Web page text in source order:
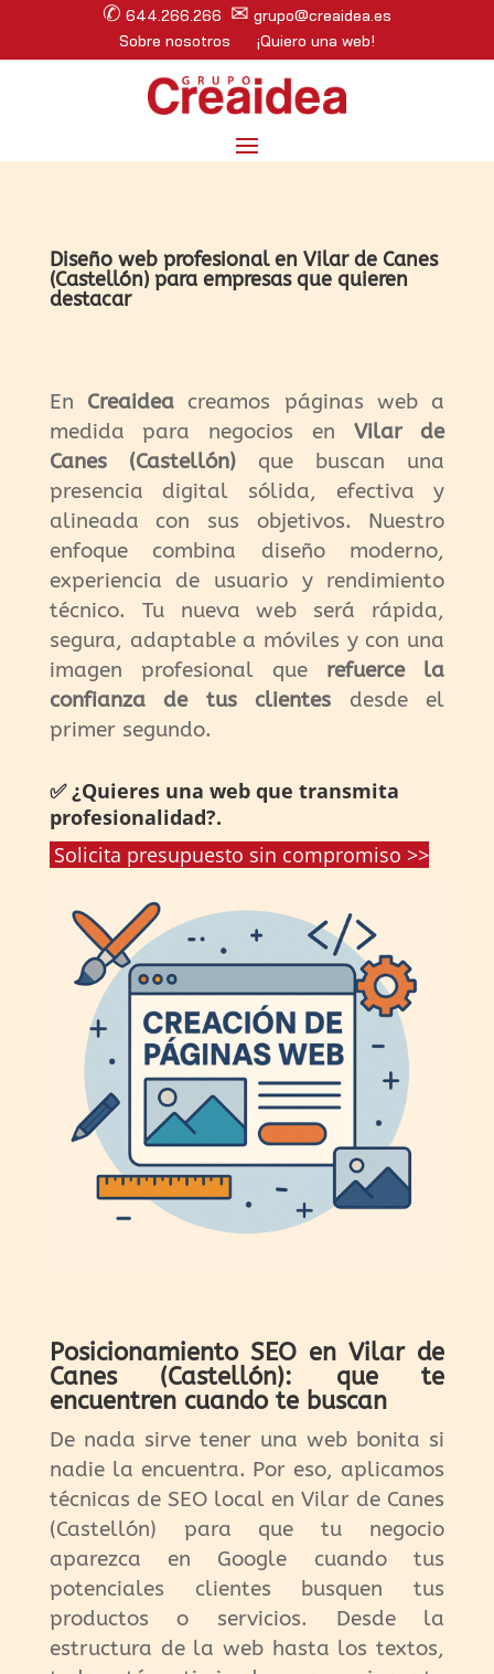
✆ 644.266.266 ✉ grupo@creaidea.es
Sobre nosotros
¡Quiero una web!
Diseño web profesional en Vilar de Canes
(Castellón) para empresas que quieren
destacar
En Creaidea creamos páginas web a
medida para negocios en Vilar de
Canes (Castellón)que buscan una
presencia digital sólida, efectiva y
alineada con sus objetivos. Nuestro
enfoque combina diseño moderno,
experiencia de usuario y rendimiento
técnico. Tu nueva web será rápida,
segura, adaptable a móviles y con una
imagen profesional que refuerce la
confianza de tus clientes desde el
primer segundo.
✅ ¿Quieres una web que transmita
profesionalidad?.
Solicita presupuesto sin compromiso >>
Posicionamiento SEO en Vilar de
Canes (Castellón): que te
encuentren cuando te buscan
De nada sirve tener una web bonita si
nadie la encuentra. Por eso, aplicamos
técnicas de SEO local en Vilar de Canes
(Castellón) para que tu negocio
aparezca en Google cuando tus
potenciales clientes busquen tus
productos o servicios. Desde la
estructura de la web hasta los textos,